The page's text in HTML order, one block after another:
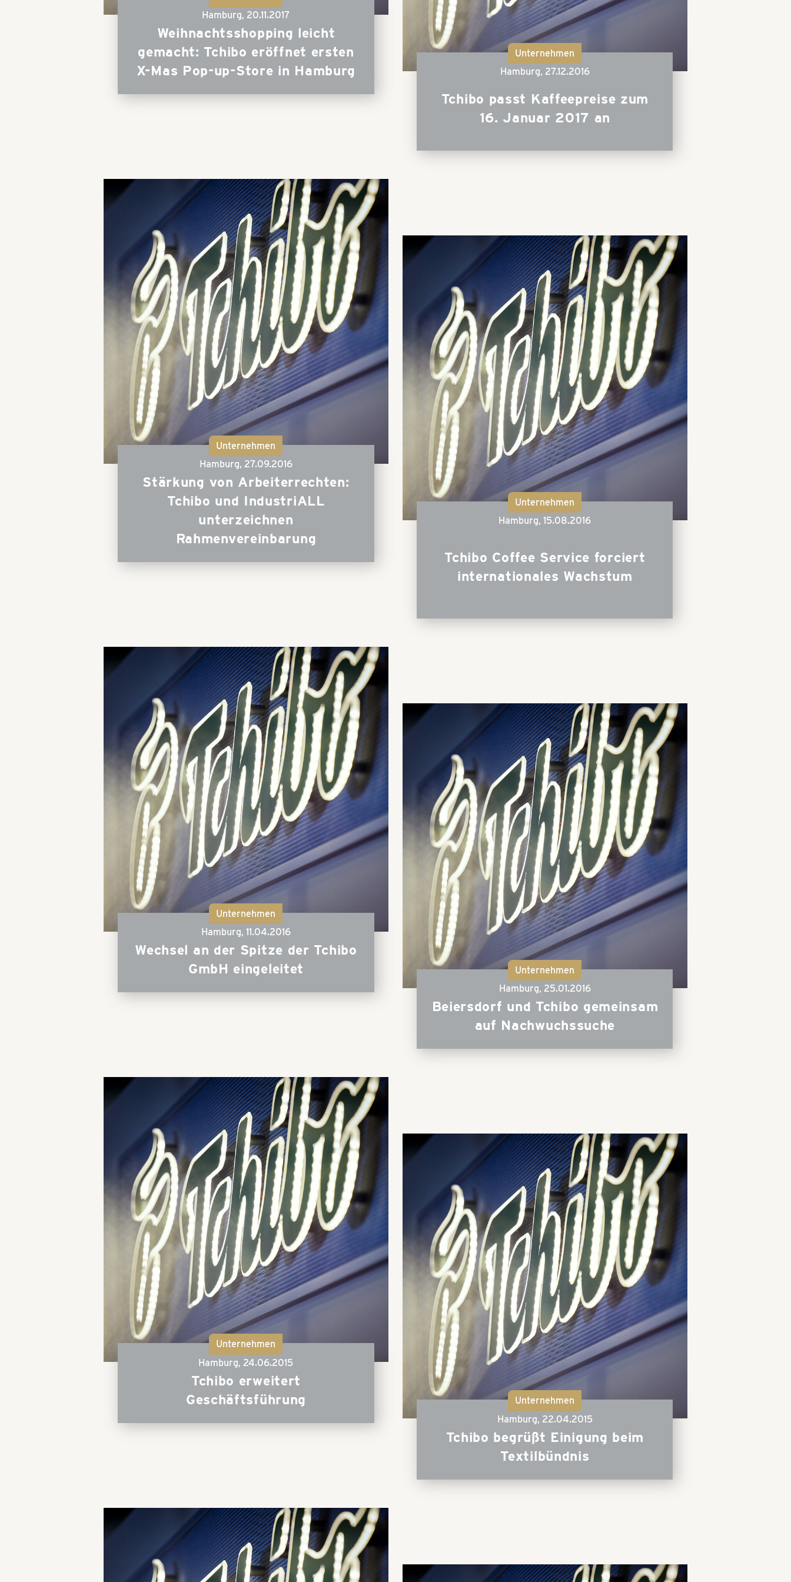
Hamburg, 20.11.2017
Weihnachtsshopping leicht
gemacht: Tchibo eröffnet ersten
X-Mas Pop-up-Store in Hamburg
Unternehmen
Hamburg, 27.12.2016
Tchibo passt Kaffeepreise zum
16. Januar 2017 an
Unternehmen
Hamburg, 27.09.2016
Stärkung von Arbeiterrechten:
Tchibo und IndustriALL
unterzeichnen
Rahmenvereinbarung
Unternehmen
Hamburg,15.08.2016
Tchibo Coffee Service forciert
internationales Wachstum
Unternehmen
Hamburg, 11.04.2016
Wechsel an der Spitze der Tchibo
GmbH eingeleitet
Unternehmen
Hamburg, 25.01.2016
Beiersdorf und Tchibo gemeinsam
auf Nachwuchssuche
Unternehmen
Hamburg, 24.06.2015
Tchibo erweitert
Geschäftsführung
Unternehmen
Hamburg, 22.04.2015
Tchibo begrüßt Einigung beim
Textilbündnis